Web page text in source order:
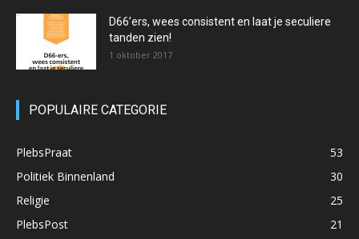
D66’ers, wees consistent en laat je seculiere
tanden zien!
1 oktober 2017
POPULAIRE CATEGORIE
PlebsPraat
53
Politiek Binnenland
30
Religie
25
PlebsPost
21